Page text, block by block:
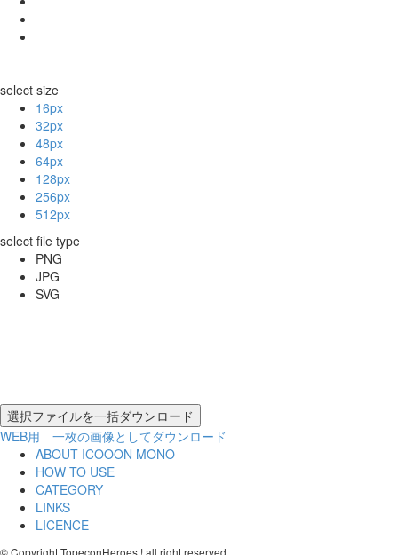
select size
16px
32px
48px
64px
128px
256px
512px
select file type
PNG
JPG
SVG
WEB用 一枚の画像としてダウンロード
ABOUT ICOOON MONO
HOW TO USE
CATEGORY
LINKS
LICENCE
© Copyright TopeconHeroes ! all right reserved.